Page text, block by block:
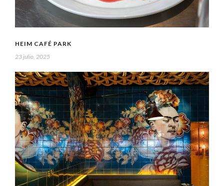
HEIM CAFÉ PARK
23 julio, 2025